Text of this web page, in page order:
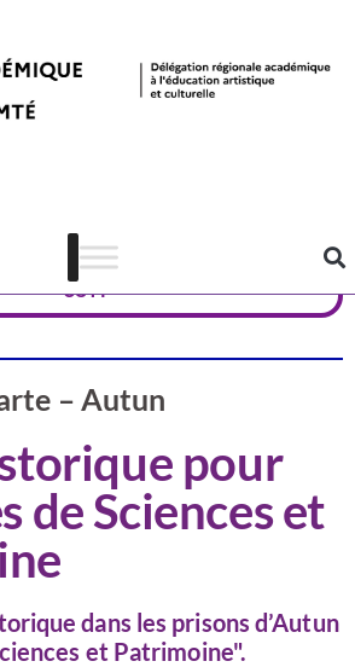
CSTI
– Autun
pour
de Sciences et
dans les prisons d’Autun
et Patrimoine".